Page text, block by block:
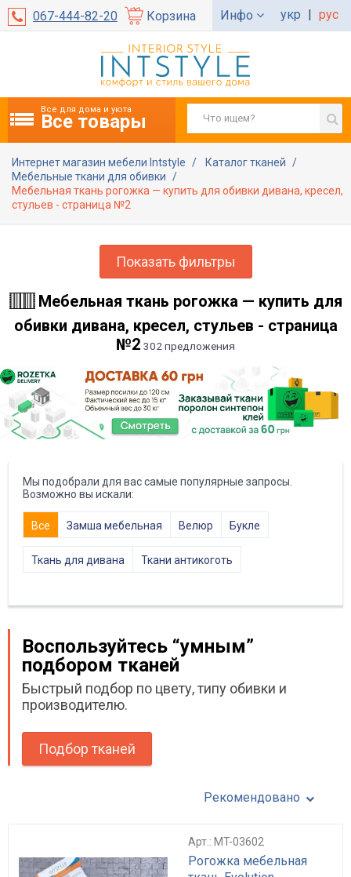
067-444-82-20 Корзина Инфо укр | рус
Все для дома и уюта
Все товары
Интернет магазин мебели Intstyle
Каталог тканей
Мебельные ткани для обивки
Мебельная ткань рогожка — купить для обивки дивана, кресел,
стульев - страница №2
Показать фильтры
Мебельная ткань рогожка — купить для
обивки дивана, кресел, стульев - страница
№2 302 предложения
Мы подобрали для вас самые популярные запросы.
Возможно вы искали:
Все Замша мебельная Велюр Букле
Ткань для дивана Ткани антикоготь
Воспользуйтесь “умным”
подбором тканей
Быстрый подбор по цвету, типу обивки и
производителю.
Подбор тканей
Рекомендовано
Арт.: MT-03602
Рогожка мебельная